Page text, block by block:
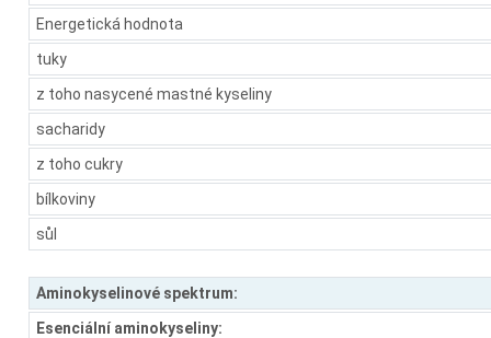
Energetická hodnota
tuky
z toho nasycené mastné kyseliny
sacharidy
z toho cukry
bílkoviny
sůl
Aminokyselinové spektrum:
Esenciální aminokyseliny: